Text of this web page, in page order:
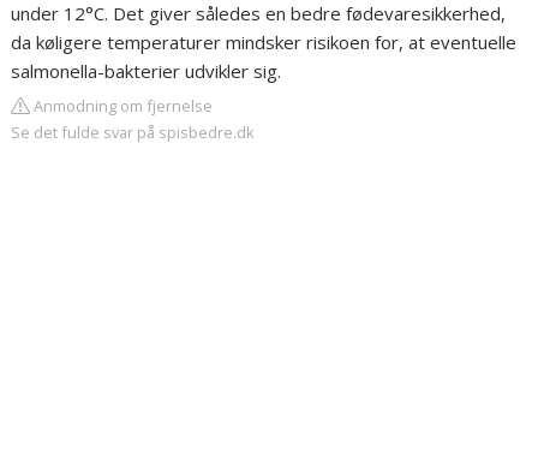
under 12°C. Det giver således en bedre fødevaresikkerhed,
da køligere temperaturer mindsker risikoen for, at eventuelle
salmonella-bakterier udvikler sig.
Anmodning om fjernelse
Se det fulde svar på spisbedre.dk